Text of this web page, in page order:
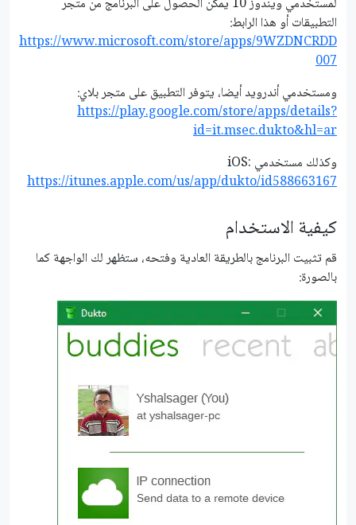
لمستخدمي ويندوز 10 يمكن الحصول على البرنامج من متجر
التطبيقات أو هذا الرابط:
https://www.microsoft.com/store/apps/9WZDNCRDD
007
ومستخدمي أندرويد أيضا، يتوفر التطبيق على متجر بلاي:
https://play.google.com/store/apps/details?
id=it.msec.dukto&hl=ar
وكذلك مستخدمي iOS:
https://itunes.apple.com/us/app/dukto/id588663167
كيفية الاستخدام
قم تثبيت البرنامج بالطريقة العادية وفتحه، ستظهر لك الواجهة كما
بالصورة: